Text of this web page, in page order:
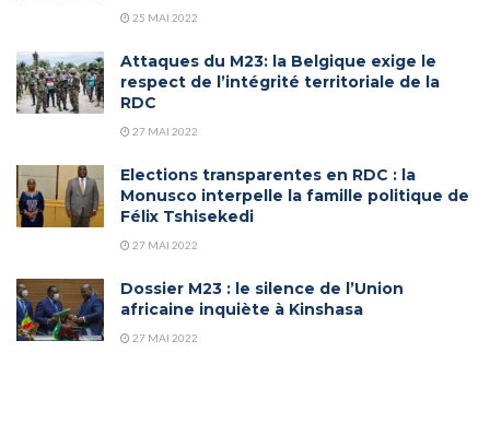
25 MAI 2022
Attaques du M23: la Belgique exige le
respect de l’intégrité territoriale de la
RDC
27 MAI 2022
Elections transparentes en RDC : la
Monusco interpelle la famille politique de
Félix Tshisekedi
27 MAI 2022
Dossier M23 : le silence de l’Union
africaine inquiète à Kinshasa
27 MAI 2022